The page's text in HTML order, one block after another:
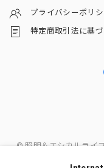
プライバシーポリ
特定商取引法に基
© 照明＆エシカルライ